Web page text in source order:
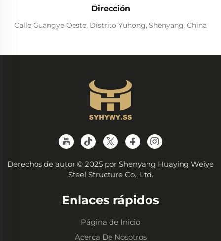
Dirección
Calle Guangye Oeste, Distrito Yuhong, Shenyang, China
Derechos de autor © 2025 por Shenyang Huaying Weiye
Steel Structure Co., Ltd.
Enlaces rápidos
Página de Inicio
Acerca De Nosotros